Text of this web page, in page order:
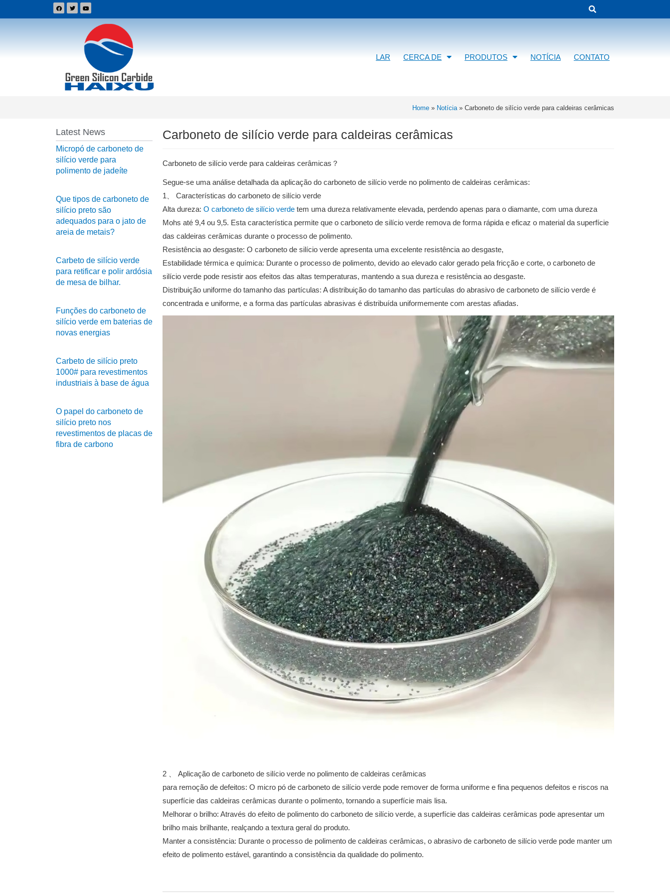
LAR CERCA DE PRODUTOS NOTÍCIA CONTATO
Home » Notícia » Carboneto de silício verde para caldeiras cerâmicas
Latest News
Micropó de carboneto de
silício verde para
polimento de jadeíte
Que tipos de carboneto de
silício preto são
adequados para o jato de
areia de metais?
Carbeto de silício verde
para retificar e polir ardósia
de mesa de bilhar.
Funções do carboneto de
silício verde em baterias de
novas energias
Carbeto de silício preto
1000# para revestimentos
industriais à base de água
O papel do carboneto de
silício preto nos
revestimentos de placas de
fibra de carbono
Carboneto de silício verde para caldeiras cerâmicas
Carboneto de silício verde para caldeiras cerâmicas？
Segue-se uma análise detalhada da aplicação do carboneto de silício verde no polimento de caldeiras cerâmicas:
1、 Características do carboneto de silício verde
Alta dureza:O carboneto de silício verde tem uma dureza relativamente elevada, perdendo apenas para o diamante, com uma dureza
Mohs até 9,4 ou 9,5. Esta característica permite que o carboneto de silício verde remova de forma rápida e eficaz o material da superfície
das caldeiras cerâmicas durante o processo de polimento.
Resistência ao desgaste: O carboneto de silício verde apresenta uma excelente resistência ao desgaste,
Estabilidade térmica e química: Durante o processo de polimento, devido ao elevado calor gerado pela fricção e corte, o carboneto de
silício verde pode resistir aos efeitos das altas temperaturas, mantendo a sua dureza e resistência ao desgaste.
Distribuição uniforme do tamanho das partículas: A distribuição do tamanho das partículas do abrasivo de carboneto de silício verde é
concentrada e uniforme, e a forma das partículas abrasivas é distribuída uniformemente com arestas afiadas.
2 、 Aplicação de carboneto de silício verde no polimento de caldeiras cerâmicas
para remoção de defeitos: O micro pó de carboneto de silício verde pode remover de forma uniforme e fina pequenos defeitos e riscos na
superfície das caldeiras cerâmicas durante o polimento, tornando a superfície mais lisa.
Melhorar o brilho: Através do efeito de polimento do carboneto de silício verde, a superfície das caldeiras cerâmicas pode apresentar um
brilho mais brilhante, realçando a textura geral do produto.
Manter a consistência: Durante o processo de polimento de caldeiras cerâmicas, o abrasivo de carboneto de silício verde pode manter um
efeito de polimento estável, garantindo a consistência da qualidade do polimento.